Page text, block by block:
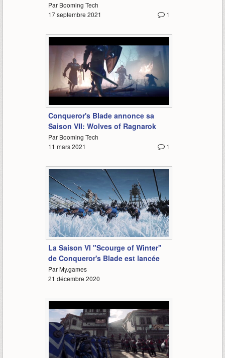
Par Booming Tech
1
17 septembre 2021
Conqueror's Blade annonce sa
Saison VII: Wolves of Ragnarok
Par Booming Tech
1
11 mars 2021
1:57
La Saison VI "Scourge of Winter"
de Conqueror's Blade est lancée
Par My.games
21 décembre 2020